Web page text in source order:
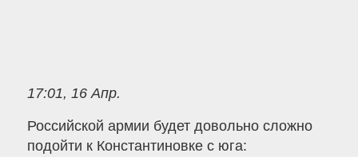
17:01, 16 Апр.
Российской армии будет довольно сложно
подойти к Константиновке с юга: